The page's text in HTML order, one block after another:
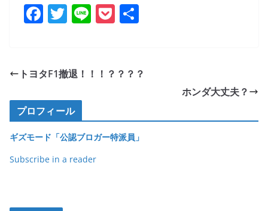
F
e
o
o
k
T
er
Li P
et
トヨタF1撤退！！！？？？？
ホンダ大丈夫？
プロフィール
ギズモード「公認ブロガー特派員」
Subscribe in a reader